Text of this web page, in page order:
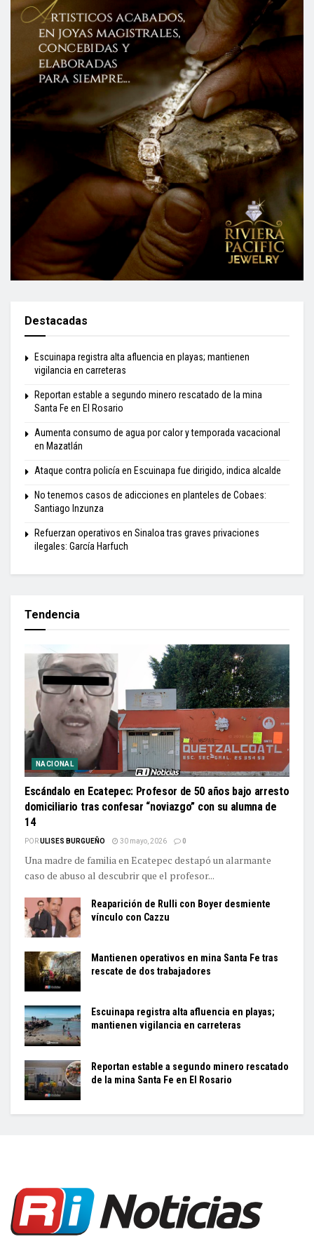
Destacadas
Escuinapa registra alta afluencia en playas; mantienen
vigilancia en carreteras
Reportan estable a segundo minero rescatado de la mina
Santa Fe en El Rosario
Aumenta consumo de agua por calor y temporada vacacional
en Mazatlán
Ataque contra policía en Escuinapa fue dirigido, indica alcalde
No tenemos casos de adicciones en planteles de Cobaes:
Santiago Inzunza
Refuerzan operativos en Sinaloa tras graves privaciones
ilegales: García Harfuch
Tendencia
NACIONAL
Escándalo en Ecatepec: Profesor de 50 años bajo arresto
domiciliario tras confesar “noviazgo” con su alumna de
14
PORULISES BURGUEÑO 30 mayo, 2026 0
Una madre de familia en Ecatepec destapó un alarmante
caso de abuso al descubrir que el profesor...
Reaparición de Rulli con Boyer desmiente
vínculo con Cazzu
Mantienen operativos en mina Santa Fe tras
rescate de dos trabajadores
Escuinapa registra alta afluencia en playas;
mantienen vigilancia en carreteras
Reportan estable a segundo minero rescatado
de la mina Santa Fe en El Rosario